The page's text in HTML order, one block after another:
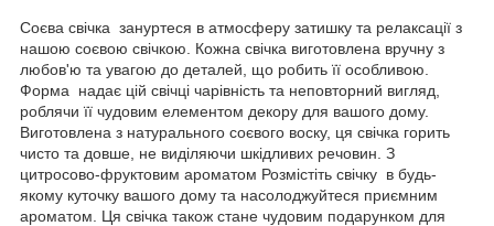
Соєва свічка зануртеся в атмосферу затишку та релаксації з
нашою соєвою свічкою. Кожна свічка виготовлена вручну з
любов'ю та увагою до деталей, що робить її особливою.
Форма надає цій свічці чарівність та неповторний вигляд,
роблячи її чудовим елементом декору для вашого дому.
Виготовлена з натурального соєвого воску, ця свічка горить
чисто та довше, не виділяючи шкідливих речовин. З
цитросово-фруктовим ароматом Розмістіть свічку в будь-
якому куточку вашого дому та насолоджуйтеся приємним
ароматом. Ця свічка також стане чудовим подарунком для